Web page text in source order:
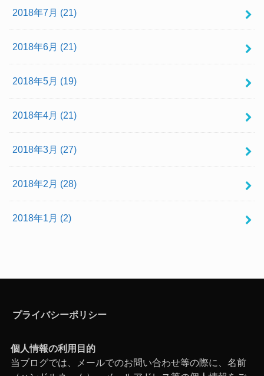
2018年7月 (21)
2018年6月 (21)
2018年5月 (19)
2018年4月 (21)
2018年3月 (27)
2018年2月 (28)
2018年1月 (2)
プライバシーポリシー
個人情報の利用目的
当ブログでは、メールでのお問い合わせ等の際に、名前